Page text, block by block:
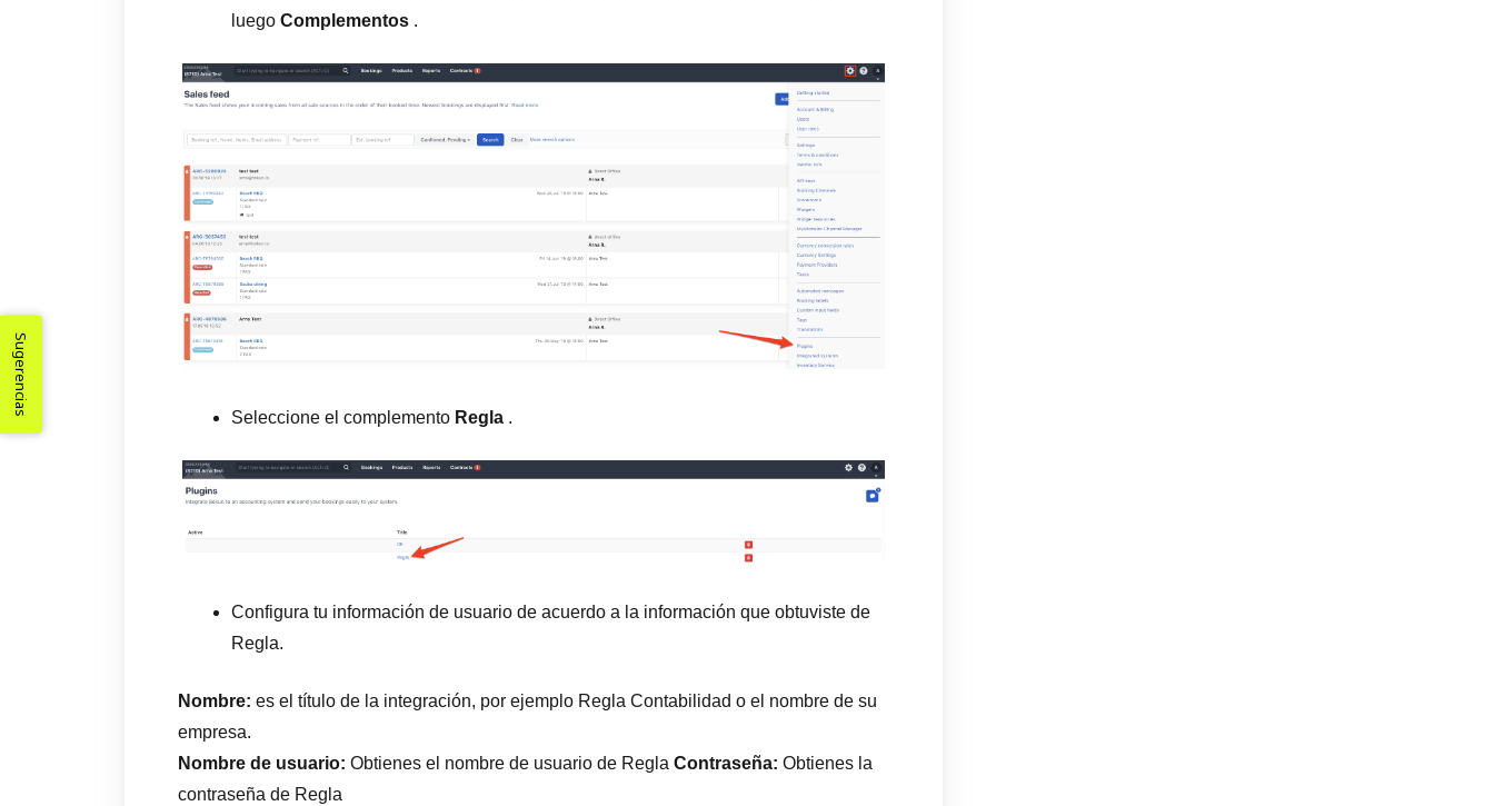
luego Complementos .
Seleccione el complemento Regla .
Configura tu información de usuario de acuerdo a la información que obtuviste de
Regla.
Nombre: es el título de la integración, por ejemplo Regla Contabilidad o el nombre de su
empresa.
Nombre de usuario: Obtienes el nombre de usuario de Regla Contraseña: Obtienes la
contraseña de Regla
Sugerencias